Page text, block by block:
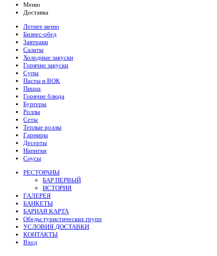
Меню
Доставка
Летнее меню
Бизнес-обед
Завтраки
Салаты
Холодные закуски
Горячие закуски
Супы
Пасты и ВОК
Пицца
Горячие блюда
Бургеры
Роллы
Сеты
Теплые роллы
Гарниры
Десерты
Напитки
Соусы
РЕСТОРАНЫ
БАР ПЕРВЫЙ
ИСТОРИЯ
ГАЛЕРЕЯ
БАНКЕТЫ
БАРНАЯ КАРТА
Обеды туристических групп
УСЛОВИЯ ДОСТАВКИ
КОНТАКТЫ
Вход